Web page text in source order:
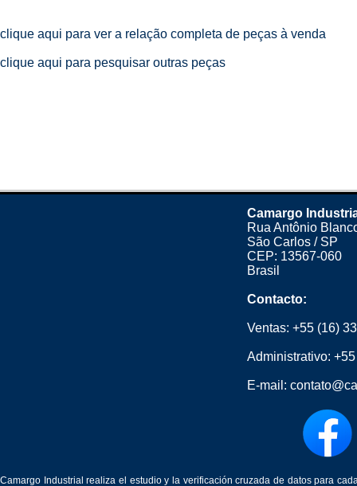
clique aqui para ver a relação completa de peças à venda
clique aqui para pesquisar outras peças
Camargo
Rua Antônio
São Carlos / SP
CEP: 13567-060
Brasil
Contacto:
Ventas: +55 (16)
Administrativo:
E-mail:
Camargo Industrial realiza el estudio y la verificación cruzada de datos para